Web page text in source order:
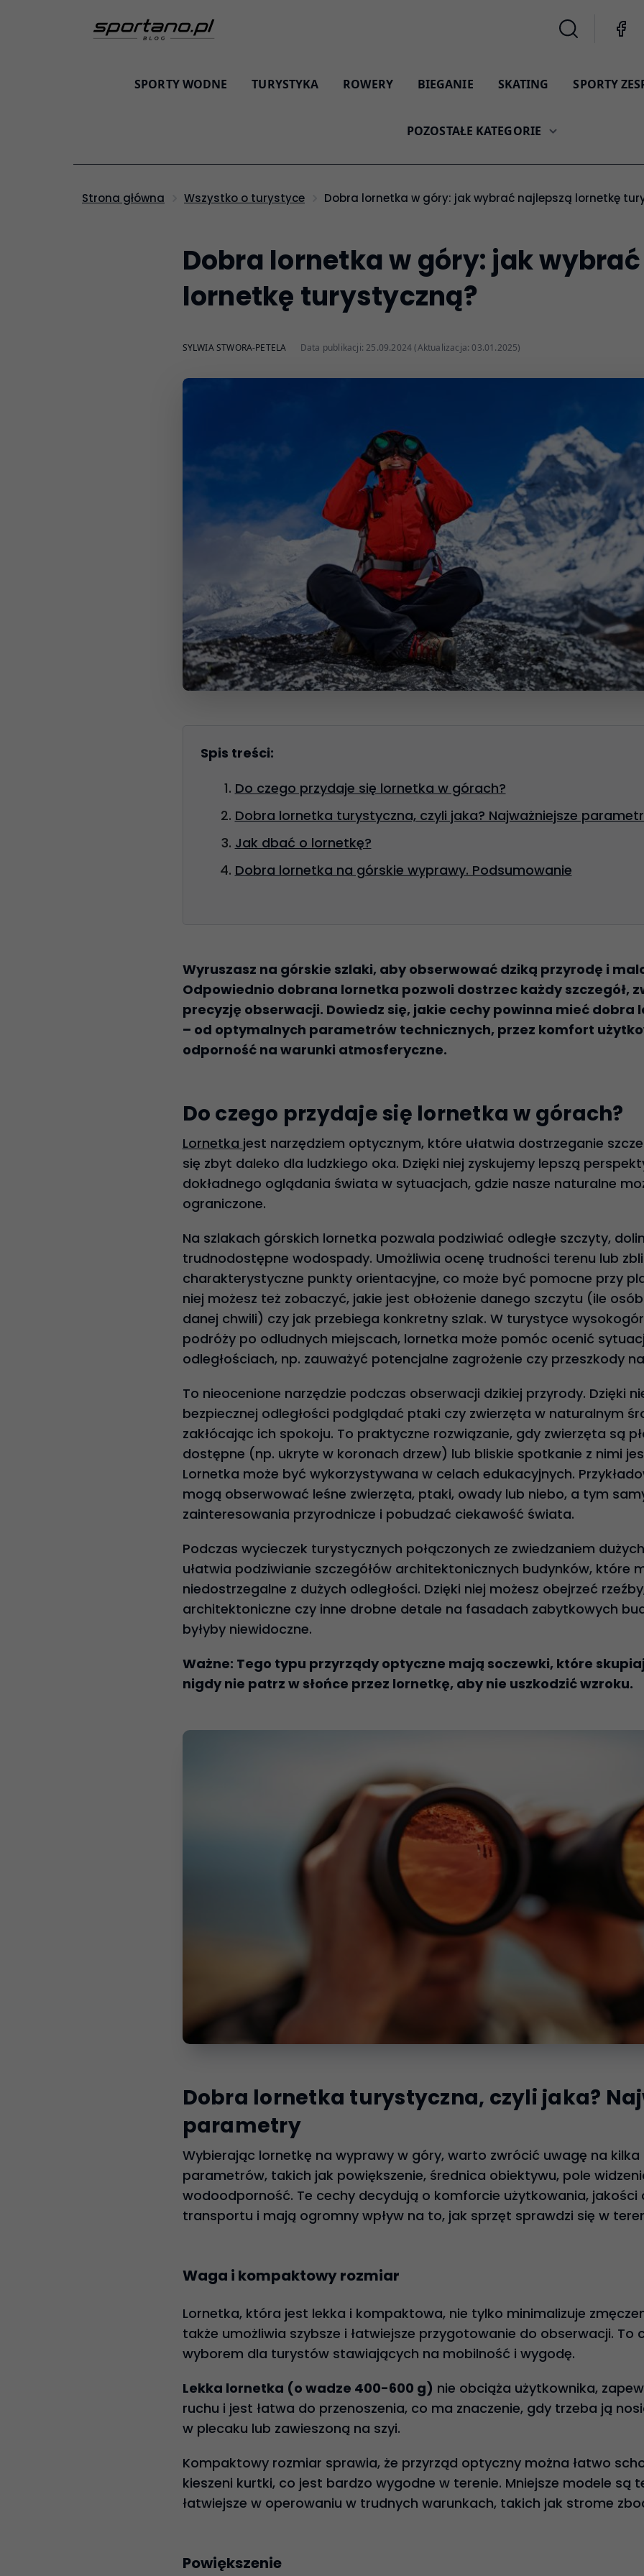
SPORTY WODNE TURYSTYKA ROWERY BIEGANIE SKATING SPORTY
POZOSTAŁE KATEGORIE
Strona główna Wszystko o turystyce Dobra lornetka w góry: jak wybrać najlepszą lornetkę
Dobra lornetka w góry: jak
lornetkę turystyczną?
SYLWIA STWORA-PETELA Data publikacji: 25.09.2024 (Aktualizacja: 03.01.2025)
Spis treści:
Do czego przydaje się lornetka w górach?
Dobra lornetka turystyczna, czyli jaka? Najważniejsze
Jak dbać o lornetkę?
Dobra lornetka na górskie wyprawy. Podsumowanie
Wyruszasz na górskie szlaki, aby obserwować dziką przyrodę i
Odpowiednio dobrana lornetka pozwoli dostrzec każdy szczegół,
precyzję obserwacji. Dowiedz się, jakie cechy powinna mieć
– od optymalnych parametrów technicznych, przez komfort
odporność na warunki atmosferyczne.
Do czego przydaje się lornetka w górach?
Lornetka jest narzędziem optycznym, które ułatwia dostrzeganie
się zbyt daleko dla ludzkiego oka. Dzięki niej zyskujemy lepszą
dokładnego oglądania świata w sytuacjach, gdzie nasze naturalne
ograniczone.
Na szlakach górskich lornetka pozwala podziwiać odległe szczyty,
trudnodostępne wodospady. Umożliwia ocenę trudności terenu lub
charakterystyczne punkty orientacyjne, co może być pomocne przy
niej możesz też zobaczyć, jakie jest obłożenie danego szczytu (ile
danej chwili) czy jak przebiega konkretny szlak. W turystyce
podróży po odludnych miejscach, lornetka może pomóc ocenić
odległościach, np. zauważyć potencjalne zagrożenie czy przeszkody
To nieocenione narzędzie podczas obserwacji dzikiej przyrody. Dzięki
bezpiecznej odległości podglądać ptaki czy zwierzęta w naturalnym
zakłócając ich spokoju. To praktyczne rozwiązanie, gdy zwierzęta są
dostępne (np. ukryte w koronach drzew) lub bliskie spotkanie z nimi
Lornetka może być wykorzystywana w celach edukacyjnych.
mogą obserwować leśne zwierzęta, ptaki, owady lub niebo, a tym
zainteresowania przyrodnicze i pobudzać ciekawość świata.
Podczas wycieczek turystycznych połączonych ze zwiedzaniem
ułatwia podziwianie szczegółów architektonicznych budynków, które
niedostrzegalne z dużych odległości. Dzięki niej możesz obejrzeć
architektoniczne czy inne drobne detale na fasadach zabytkowych
byłyby niewidoczne.
Ważne: Tego typu przyrządy optyczne mają soczewki, które
nigdy nie patrz w słońce przez lornetkę, aby nie uszkodzić wzroku.
Dobra lornetka turystyczna, czyli jaka?
parametry
Wybierając lornetkę na wyprawy w góry, warto zwrócić uwagę na kilka
parametrów, takich jak powiększenie, średnica obiektywu, pole
wodoodporność. Te cechy decydują o komforcie użytkowania, jakości
transportu i mają ogromny wpływ na to, jak sprzęt sprawdzi się w
Waga i kompaktowy rozmiar
Lornetka, która jest lekka i kompaktowa, nie tylko minimalizuje
także umożliwia szybsze i łatwiejsze przygotowanie do obserwacji. To
wyborem dla turystów stawiających na mobilność i wygodę.
Lekka lornetka (o wadze 400-600 g) nie obciąża użytkownika,
ruchu i jest łatwa do przenoszenia, co ma znaczenie, gdy trzeba ją
w plecaku lub zawieszoną na szyi.
Kompaktowy rozmiar sprawia, że przyrząd optyczny można łatwo
kieszeni kurtki, co jest bardzo wygodne w terenie. Mniejsze modele są
łatwiejsze w operowaniu w trudnych warunkach, takich jak strome
Powiększenie